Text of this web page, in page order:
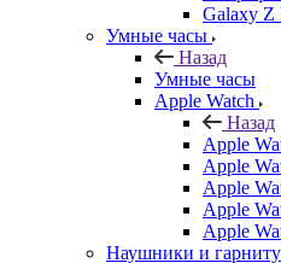
Galaxy Z
Умные часы
Назад
Умные часы
Apple Watch
Назад
Apple
Apple
Apple
Apple
Apple
Наушники и